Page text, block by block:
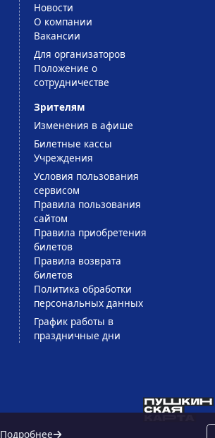
Новости
О компании
Вакансии
Для организаторов
Положение о
сотрудничестве
Зрителям
Изменения в афише
Билетные кассы
Учреждения
Условия пользования
сервисом
Правила пользования
сайтом
Правила приобретения
билетов
Правила возврата
билетов
Политика обработки
персональных данных
График работы в
праздничные дни
Подробнее